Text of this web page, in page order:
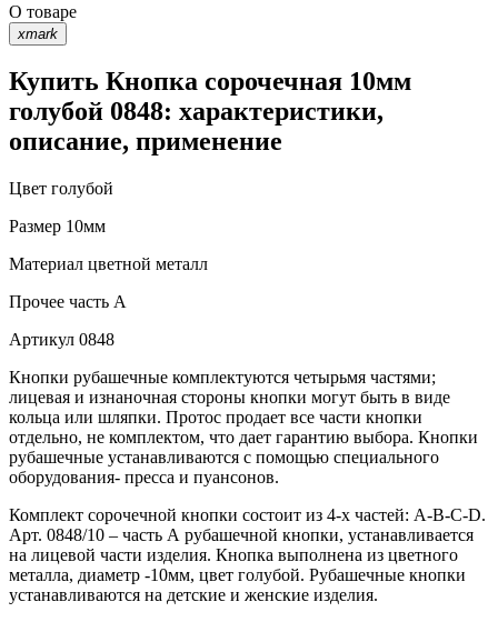
О товаре
xmark
Купить Кнопка сорочечная 10мм
голубой 0848: характеристики,
описание, применение
Цвет голубой
Размер 10мм
Материал цветной металл
Прочее часть A
Артикул 0848
Кнопки рубашечные комплектуются четырьмя частями;
лицевая и изнаночная стороны кнопки могут быть в виде
кольца или шляпки. Протос продает все части кнопки
отдельно, не комплектом, что дает гарантию выбора. Кнопки
рубашечные устанавливаются с помощью специального
оборудования- пресса и пуансонов.
Комплект сорочечной кнопки состоит из 4-х частей: А-В-С-D.
Арт. 0848/10 – часть А рубашечной кнопки, устанавливается
на лицевой части изделия. Кнопка выполнена из цветного
металла, диаметр -10мм, цвет голубой. Рубашечные кнопки
устанавливаются на детские и женские изделия.